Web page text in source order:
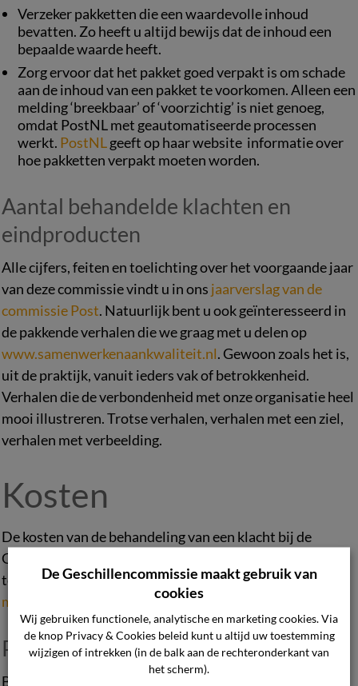
Verzeker pakketten die een waardevolle inhoud
bevatten. Zo heeft u altijd bewijs dat de inhoud een
bepaalde waarde heeft.
Zorg ervoor dat het pakket goed verpakt is om schade
aan de inhoud van een pakket te voorkomen. Alleen een
melding ‘breekbaar’ of ‘voorzichtig’ is niet genoeg,
omdat PostNL met geautomatiseerde processen
werkt. PostNLgeeft op haar website informatie over
hoe pakketten verpakt moeten worden.
Aantal behandelde klachten en
eindproducten
Alle cijfers, feiten en toelichting over het voorgaande jaar
van deze commissie vindt u in ons jaarverslag van de
commissie Post. Natuurlijk bent u ook geïnteresseerd in
de pakkende verhalen die we graag met u delen op
www.samenwerkenaankwaliteit.nl. Gewoon zoals het is,
uit de praktijk, vanuit ieders vak of betrokkenheid.
Verhalen die de verbondenheid met onze organisatie heel
mooi illustreren. Trotse verhalen, verhalen met een ziel,
verhalen met verbeelding.
Kosten
De kosten van de behandeling van een klacht bij de
Geschillencommissie Post bedragen: € 27,50. U krijgt dit
terug wanneer de commissie u in het gelijk stelt.Lees
meer over het klachtengeld.
Procedure
Bekijk alle informatie over hoe u een klacht bij ons kunt
De Geschillencommissie maakt gebruik van
cookies
Wij gebruiken functionele, analytische en marketing cookies. Via
de knop Privacy & Cookies beleid kunt u altijd uw toestemming
wijzigen of intrekken (in de balk aan de rechteronderkant van
het scherm).